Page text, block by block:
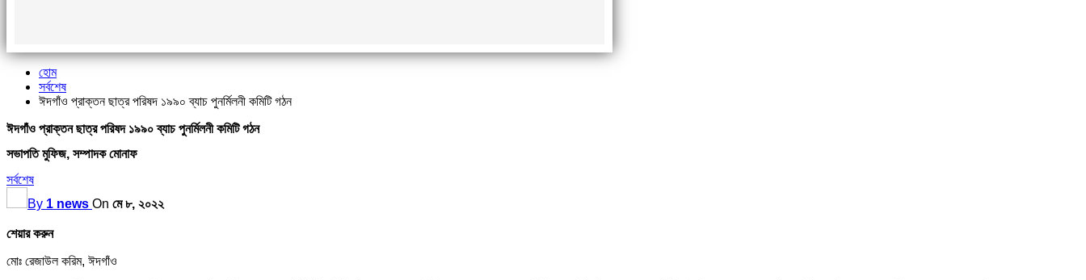
হোম
সর্বশেষ
ঈদগাঁও প্রাক্তন ছাত্র পরিষদ ১৯৯০ ব্যাচ পুনর্মিলনী কমিটি গঠন
ঈদগাঁও প্রাক্তন ছাত্র পরিষদ ১৯৯০ ব্যাচ পুনর্মিলনী কমিটি গঠন
সভাপতি মুফিজ, সম্পাদক মোনাফ
সর্বশেষ
By 1 news On মে ৮, ২০২২
শেয়ার করুন
মোঃ রেজাউল করিম, ঈদগাঁও